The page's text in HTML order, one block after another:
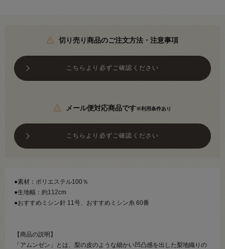
切り売り商品のご注文方法・注意事項
こちらより必ずご確認ください
メール便対応商品です※利用条件あり
こちらより必ずご確認ください
●素材：ポリエステル100％
●生地幅：約112cm
●おすすめミシン針 11号、おすすめミシン糸 60番
【商品の説明】
「アムンゼン」とは、梨の皮のような細かい凹凸感を出した梨地織りの